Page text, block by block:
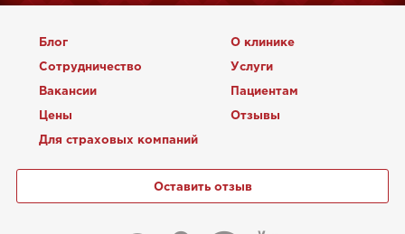
Блог О клинике
Сотрудничество Услуги
Вакансии Пациентам
Цены Отзывы
Для страховых компаний
Оставить отзыв